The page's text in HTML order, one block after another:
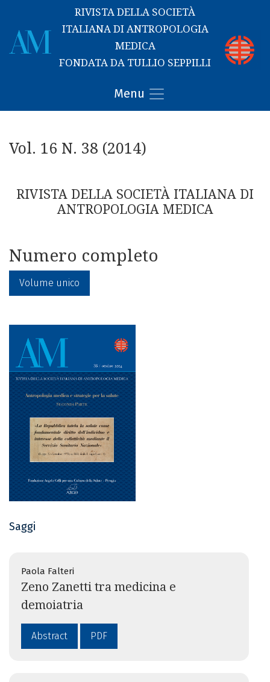
RIVISTA DELLA SOCIETÀ
ITALIANA DI ANTROPOLOGIA
MEDICA
FONDATA DA TULLIO SEPPILLI
Menu
Vol. 16 N. 38 (2014)
RIVISTA DELLA SOCIETÀ ITALIANA DI
ANTROPOLOGIA MEDICA
Numero completo
Volume unico
Saggi
Paola Falteri
Zeno Zanetti tra medicina e
demoiatria
Abstract PDF